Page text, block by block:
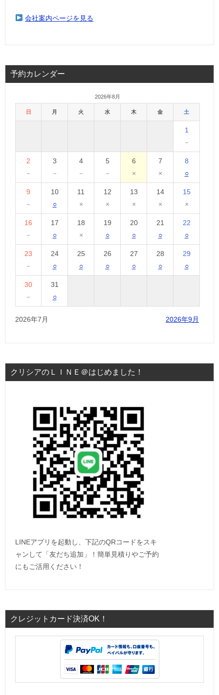
会社案内ページを見る
予約カレンダー
2026年8月
日 月 火 水 木 金 土
1
－
2
－
3
－
4
－
5
－
6
×
7
×
8
○
9
－
10
○
11
×
12
×
13
×
14
×
15
×
16
－
17
○
18
×
19
○
20
○
21
○
22
○
23
－
24
○
25
○
26
○
27
○
28
○
29
○
30
－
31
○
2026年7月 2026年9月
クリシアのＬＩＮＥ＠はじめました！
LINEアプリを起動し、下記のQRコードをスキ
ャンして「友だち追加」！簡単見積りやご予約
にもご活用ください！
クレジットカード決済OK！